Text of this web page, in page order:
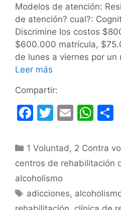
Modelos de atención:
de atención? cual?:
Discrimine los costos
$600.000 matrícula,
de lunes a viernes por un
Leer más
Compartir:
F
c
e
b
o
T
itt
er
E
ai
l
W
at
s
p
Categorías
1 Voluntad, 2 Contra
centros de rehabilitación
alcoholismo
Etiquetas
adicciones,